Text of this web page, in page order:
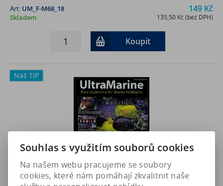
149 Kč
135,50 Kč (bez DPH)
Art: UM_F-M68_18
Skladem
Koupit
Náš TIP
Souhlas s využitím souborů cookies
Na našem webu pracujeme se soubory
cookies, které nám pomáhají zkvalitnit naše